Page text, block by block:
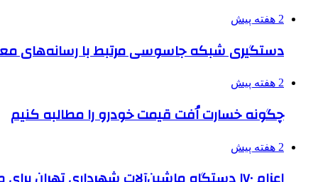
2 هفته پیش
دستگیری شبکه جاسوسی مرتبط با رسانه‌های
2 هفته پیش
چگونه خسارت اُفت قیمت خودرو را مطالبه کنیم
2 هفته پیش